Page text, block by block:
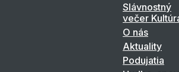
Slávnostný
večer
O nás
Aktuality
Podujatia